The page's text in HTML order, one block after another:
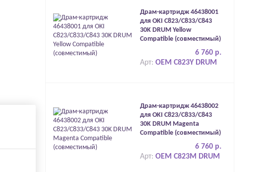
Драм-картридж 46438001
для OKI C823/C833/C843
30K DRUM Yellow
Compatible (совместимый)
6 760 р.
Арт: OEM C823Y DRUM
Драм-картридж 46438002
для OKI C823/C833/C843
30K DRUM Magenta
Compatible (совместимый)
6 760 р.
Арт: OEM C823M DRUM